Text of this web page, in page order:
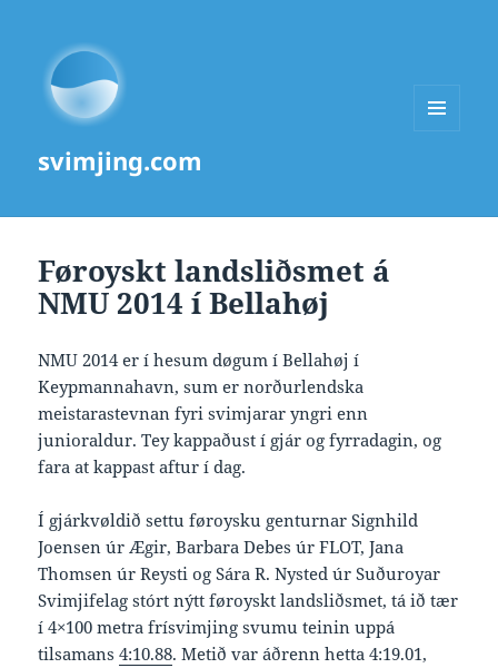
svimjing.com
Føroyskt landsliðsmet á
NMU 2014 í Bellahøj
NMU 2014 er í hesum døgum í Bellahøj í
Keypmannahavn, sum er norðurlendska
meistarastevnan fyri svimjarar yngri enn
junioraldur. Tey kappaðust í gjár og fyrradagin, og
fara at kappast aftur í dag.
Í gjárkvøldið settu føroysku genturnar Signhild
Joensen úr Ægir, Barbara Debes úr FLOT, Jana
Thomsen úr Reysti og Sára R. Nysted úr Suðuroyar
Svimjifelag stórt nýtt føroyskt landsliðsmet, tá ið tær
í 4×100 metra frísvimjing svumu teinin uppá
tilsamans4:10.88. Metið var áðrenn hetta 4:19.01,